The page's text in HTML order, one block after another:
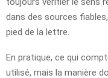
dans des sources
pied de la lettre.
En pratique, ce qui
utilisé, mais la manière